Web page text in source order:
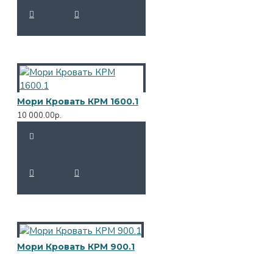
Мори Кровать КРМ 1600.1
10 000.00р.
Мори Кровать КРМ 900.1